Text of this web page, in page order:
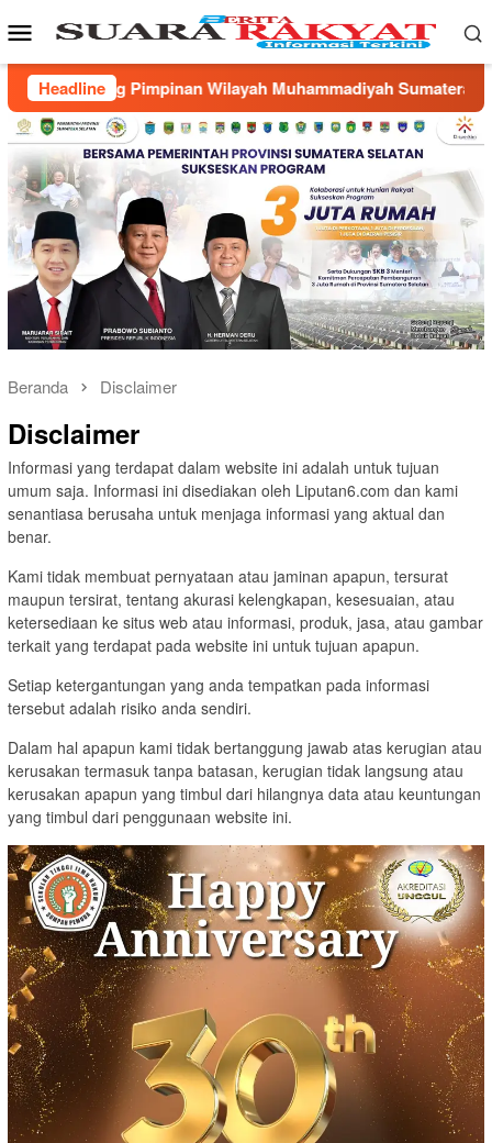
ke
Menu
Mobile
Headline
Wilayah Muhammadiyah Sumatera Selatan dan
Beranda Disclaimer
Disclaimer
Informasi yang terdapat dalam website ini adalah untuk tujuan
umum saja. Informasi ini disediakan oleh Liputan6.com dan kami
senantiasa berusaha untuk menjaga informasi yang aktual dan
benar.
Kami tidak membuat pernyataan atau jaminan apapun, tersurat
maupun tersirat, tentang akurasi kelengkapan, kesesuaian, atau
ketersediaan ke situs web atau informasi, produk, jasa, atau gambar
terkait yang terdapat pada website ini untuk tujuan apapun.
Setiap ketergantungan yang anda tempatkan pada informasi
tersebut adalah risiko anda sendiri.
Dalam hal apapun kami tidak bertanggung jawab atas kerugian atau
kerusakan termasuk tanpa batasan, kerugian tidak langsung atau
kerusakan apapun yang timbul dari hilangnya data atau keuntungan
yang timbul dari penggunaan website ini.